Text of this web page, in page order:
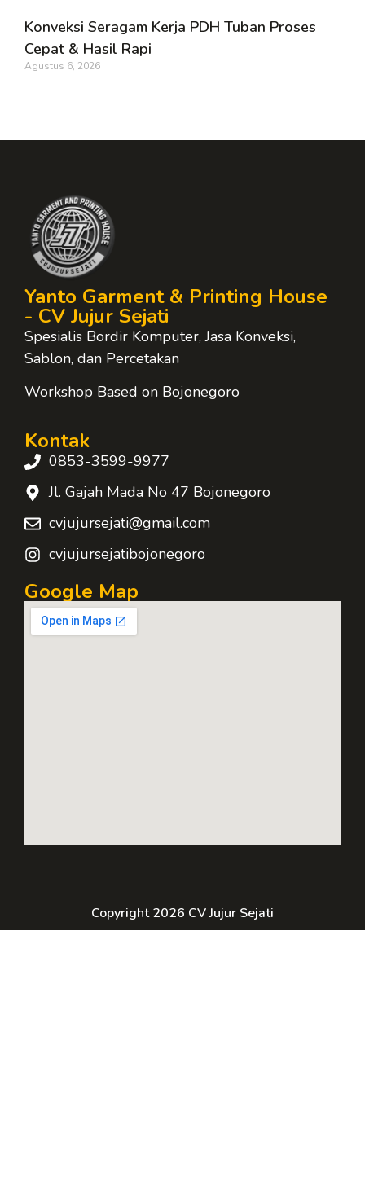
Konveksi Seragam Kerja PDH Tuban Proses
Cepat & Hasil Rapi
Agustus 6, 2026
Yanto Garment & Printing House
- CV Jujur Sejati
Spesialis Bordir Komputer, Jasa Konveksi,
Sablon, dan Percetakan
Workshop Based on Bojonegoro
Kontak
0853-3599-9977
Jl. Gajah Mada No 47 Bojonegoro
cvjujursejati@gmail.com
cvjujursejatibojonegoro
Google Map
Copyright 2026 CV Jujur Sejati